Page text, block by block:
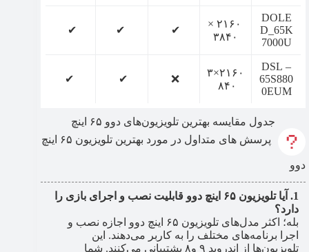
DOLE
D_65K
7000U
۲۱۶۰ ×
۳۸۴۰
✔
✔
✔
– DSL
65S880
0EUM
۲۱۶۰×۳
۸۴۰
❌
✔
✔
جدول مقایسه بهترین تلویزیون‌های دوو ۶۵ اینچ
پرسش های متداول در مورد بهترین تلویزیون ۶۵ اینچ
دوو
آیا تلویزیون ۶۵ اینچ دوو قابلیت نصب و اجرای بازی را
دارد؟
بله؛ اکثر مدل‌های تلویزیون ۶۵ اینچ دوو اجازه نصب و
اجرا برنامه‌های مختلف را به کاربر می‌­دهند. این
تلویزیون‌ها از اندروید ۹ و۸ پشتیبانی می­‌کنند. شما